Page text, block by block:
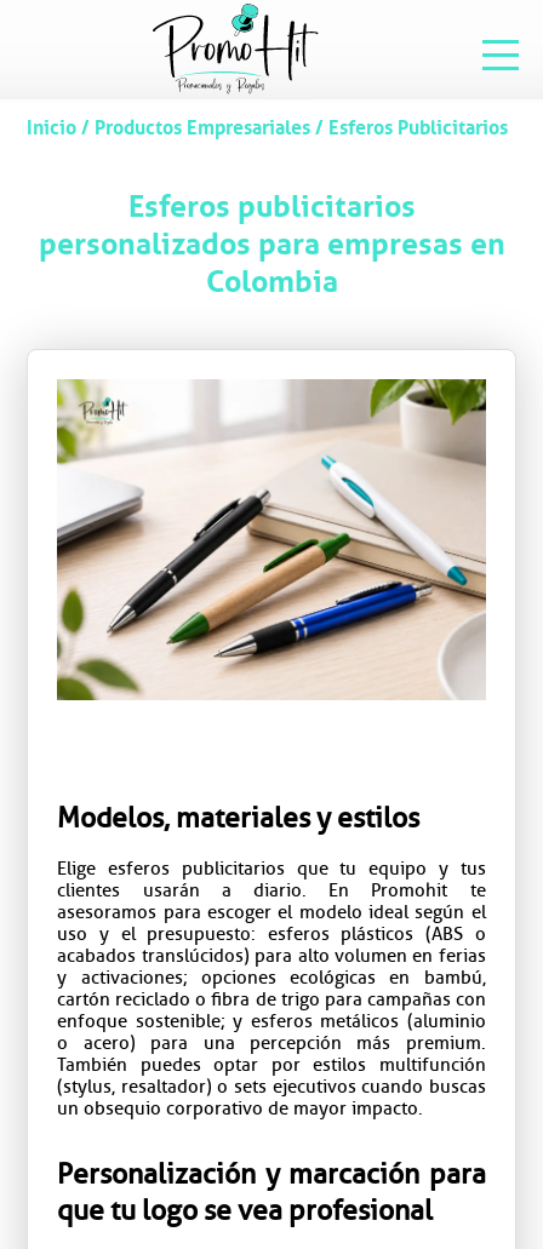
Inicio/ Productos Empresariales/ Esferos Publicitarios
Esferos publicitarios
personalizados para empresas en
Colombia
Modelos, materiales y estilos
Elige esferos publicitarios que tu equipo y tus
clientes usarán a diario. En Promohit te
asesoramos para escoger el modelo ideal según el
uso y el presupuesto: esferos plásticos (ABS o
acabados translúcidos) para alto volumen en ferias
y activaciones; opciones ecológicas en bambú,
cartón reciclado o fibra de trigo para campañas con
enfoque sostenible; y esferos metálicos (aluminio
o acero) para una percepción más premium.
También puedes optar por estilos multifunción
(stylus, resaltador) o sets ejecutivos cuando buscas
un obsequio corporativo de mayor impacto.
Personalización y marcación para
que tu logo se vea profesional